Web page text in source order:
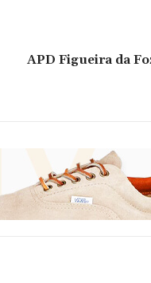
APD Figueira da